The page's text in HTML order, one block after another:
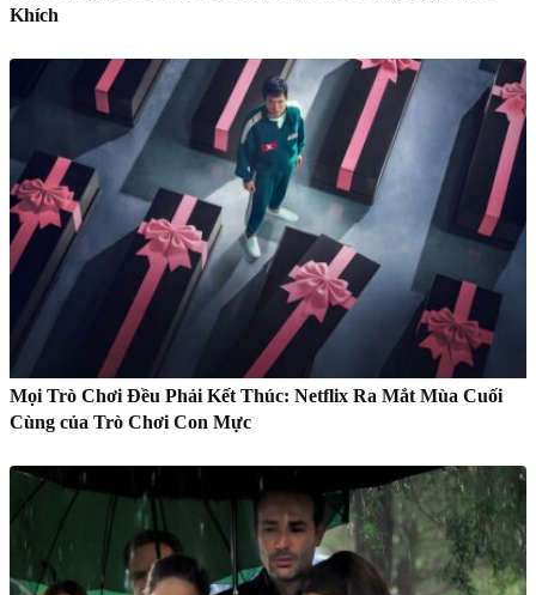
Khích
Mọi Trò Chơi Đều Phải Kết Thúc: Netflix Ra Mắt Mùa Cuối
Cùng của Trò Chơi Con Mực